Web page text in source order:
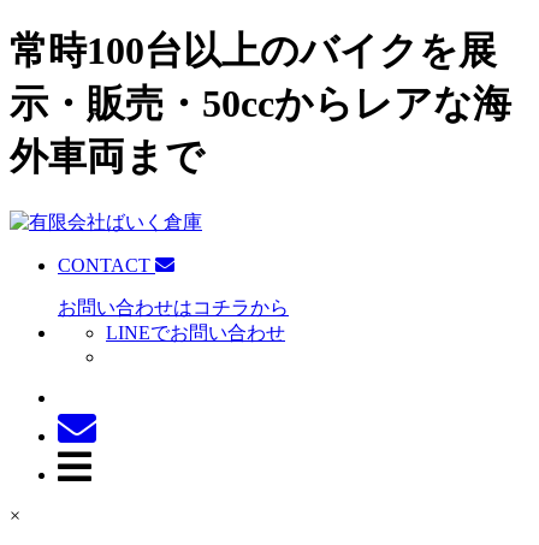
常時100台以上のバイクを展
示・販売・50ccからレアな海
外車両まで
CONTACT
お問い合わせはコチラから
LINEでお問い合わせ
×